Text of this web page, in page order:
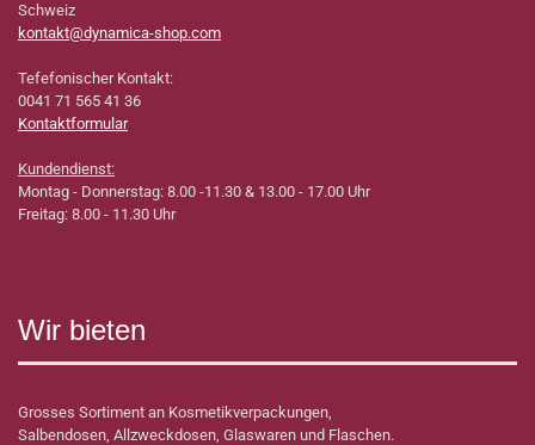
Schweiz
kontakt@dynamica-shop.com
Tefefonischer Kontakt:
0041 71 565 41 36
Kontaktformular
Kundendienst:
Montag - Donnerstag: 8.00 -11.30 & 13.00 - 17.00 Uhr
Freitag: 8.00 - 11.30 Uhr
Wir bieten
Grosses Sortiment an Kosmetikverpackungen,
Salbendosen, Allzweckdosen, Glaswaren und Flaschen.